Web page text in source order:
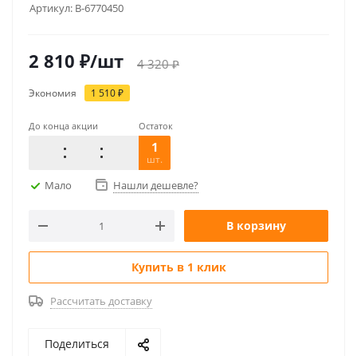
Артикул: B-6770450
2 810 ₽/шт 4 320₽
Экономия 1 510₽
До конца акции Остаток
1
шт.
Мало Нашли дешевле?
В корзину
Купить в 1 клик
Рассчитать доставку
Поделиться